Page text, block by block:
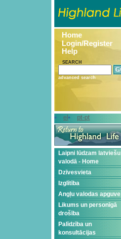
Home
Login/Register
Help
SEARCH
advanced search
el pt-pt
Laipni lūdzam latviešu
valodā - Home
Dzīvesvieta
Izglītība
Angļu valodas apguve
Likums un personīgā
drošība
Palīdzība un
konsultācijas